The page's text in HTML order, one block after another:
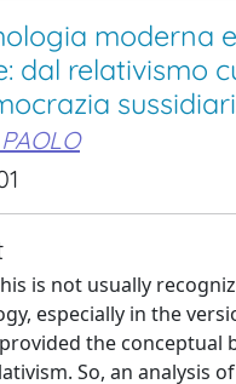
moderna
dal relativismo
is not usually
especially in the
the conceptual
So, an analysis